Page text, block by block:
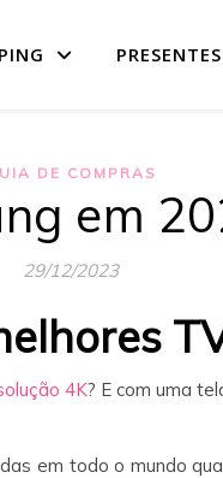
PRESENTES
DE COMPRAS
em
29/12/2023
4K? E com uma
em todo o mundo